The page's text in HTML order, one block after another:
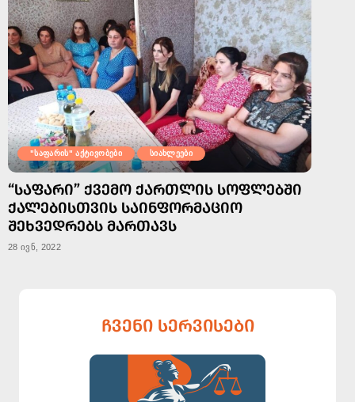
"საფარის" აქტივობები სიახლეები
“ᲡᲐᲤᲐᲠᲘ” ᲥᲕᲔᲛᲝ ᲥᲐᲠᲗᲚᲘᲡ ᲡᲝᲤᲚᲔᲑᲨᲘ
ᲥᲐᲚᲔᲑᲘᲡᲗᲕᲘᲡ ᲡᲐᲘᲜᲤᲝᲠᲛᲐᲪᲘᲝ
ᲨᲔᲮᲕᲔᲓᲠᲔᲑᲡ ᲛᲐᲠᲗᲐᲕᲡ
28 ივნ, 2022
ᲩᲕᲔᲜᲘ ᲡᲔᲠᲕᲘᲡᲔᲑᲘ